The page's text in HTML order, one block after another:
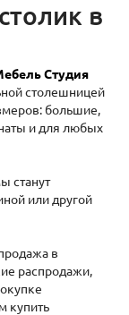
в
Студия
столешницей
большие,
и для любых
станут
или другой
в
распродажи,
купить